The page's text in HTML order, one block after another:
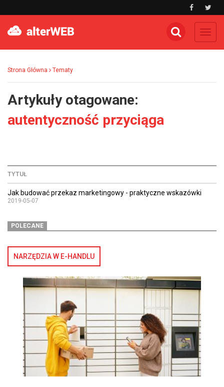
Strona Główna Tematy
Artykuły otagowane:
autentyczność przyciąga
TYTUŁ
Jak budować przekaz marketingowy - praktyczne wskazówki
2019-05-07
POLECANE
NARZĘDZIA W E-HANDLU